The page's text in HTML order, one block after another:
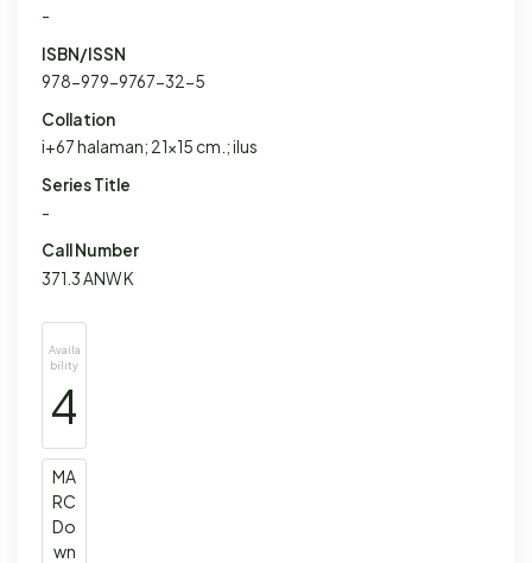
-
ISBN/ISSN
978-979-9767-32-5
Collation
i+67 halaman; 21x15 cm.; ilus
Series Title
-
Call Number
371.3 ANW K
Availa
bility
4
MA
RC
Do
wn